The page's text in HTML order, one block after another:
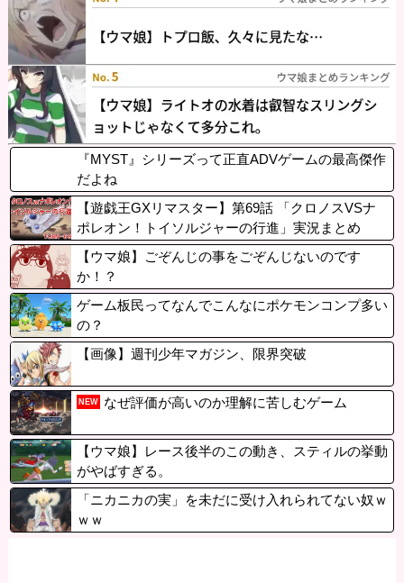
『MYST』シリーズって正直ADVゲームの最高傑作
だよね
【遊戯王GXリマスター】第69話 「クロノスVSナ
ポレオン！トイソルジャーの行進」実況まとめ
【ウマ娘】ごぞんじの事をごぞんじないのです
か！？
ゲーム板民ってなんでこんなにポケモンコンプ多い
の？
【画像】週刊少年マガジン、限界突破
NEW なぜ評価が高いのか理解に苦しむゲーム
【ウマ娘】レース後半のこの動き、スティルの挙動
がやばすぎる。
「ニカニカの実」を未だに受け入れられてない奴ｗ
ｗｗ